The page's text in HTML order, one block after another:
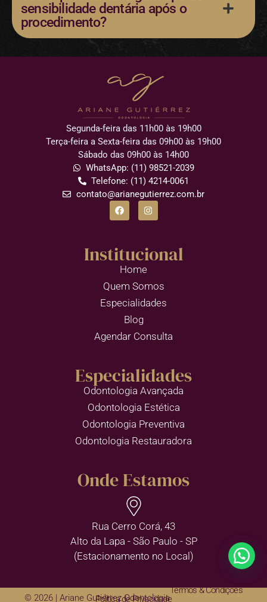
sensibilidade dentária após o
procedimento?
Segunda-feira das 11h00 às 19h00
Terça-feira a Sexta-feira das 09h00 às 19h00
Sábado das 09h00 às 14h00
WhatsApp: (11) 98521-2039
Telefone: (11) 4214-0061
contato@arianegutierrez.com.br
Institucional
Home
Quem Somos
Especialidades
Blog
Agendar Consulta
Especialidades
Odontologia Avançada
Odontologia Estética
Odontologia Preventiva
Odontologia Restauradora
Onde Estamos
Rua Cerro Corá, 43
Alto da Lapa - São Paulo - SP
(Estacionamento no Local)
© 2026 | Ariane Gutiérrez Odontologia
Termos & Condições
Política de Privacidade